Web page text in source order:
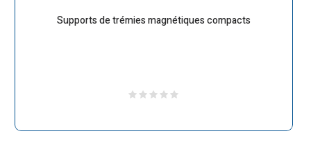
Supports de trémies magnétiques compacts